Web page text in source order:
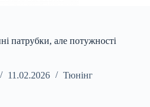
патрубки, але потужності
11.02.2026 Тюнінг